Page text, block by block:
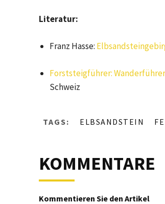
Literatur:
Franz Hasse:
Forststeigführer:
Schweiz
TAGS: ELBSANDSTEIN
KOMMENTARE
Kommentieren Sie den Artikel